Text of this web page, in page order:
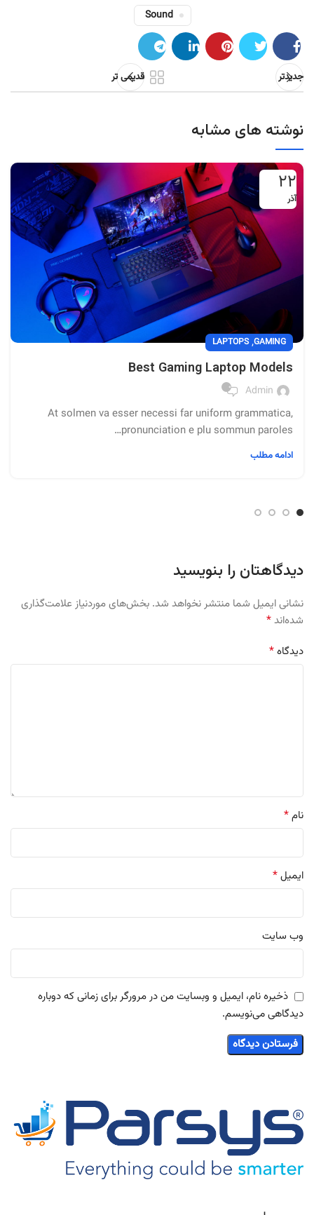
Sound
جدیدتر قدیمی تر
نوشته های مشابه
۲۲
آذر
GAMING
,
LAPTOPS
Best Gaming Laptop Models
Admin ۰
At solmen va esser necessi far uniform grammatica,
pronunciation e plu sommun paroles…
ادامه مطلب
دیدگاهتان را بنویسید
نشانی ایمیل شما منتشر نخواهد شد. بخش‌های موردنیاز علامت‌گذاری
شده‌اند*
دیدگاه*
نام*
ایمیل*
وب‌ سایت
ذخیره نام، ایمیل و وبسایت من در مرورگر برای زمانی که دوباره
دیدگاهی می‌نویسم.